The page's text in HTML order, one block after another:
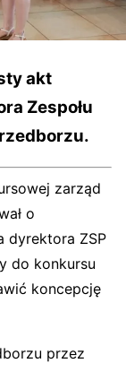
akt
Zespołu
zarząd
o
dyrektora ZSP
do konkursu
koncepcję
przez